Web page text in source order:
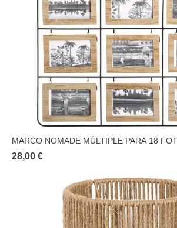
MARCO NOMADE MÚLTIPLE PARA 18
28,00 €